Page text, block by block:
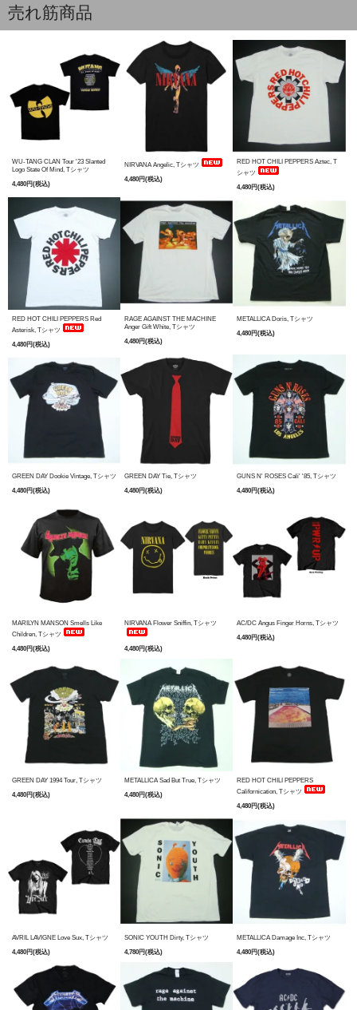
売れ筋商品
WU-TANG CLAN Tour '23 Slanted
Logo State Of Mind, Tシャツ
4,480円(税込)
NIRVANA Angelic, Tシャツ
4,480円(税込)
RED HOT CHILI PEPPERS Aztec, T
シャツ
4,480円(税込)
RED HOT CHILI PEPPERS Red
Asterisk, Tシャツ
4,480円(税込)
RAGE AGAINST THE MACHINE
Anger Gift White, Tシャツ
4,480円(税込)
METALLICA Doris, Tシャツ
4,480円(税込)
GREEN DAY Dookie Vintage, Tシャツ
4,480円(税込)
GREEN DAY Tie, Tシャツ
4,480円(税込)
GUNS N' ROSES Cali' '85, Tシャツ
4,480円(税込)
MARILYN MANSON Smells Like
Children, Tシャツ
4,480円(税込)
NIRVANA Flower Sniffin, Tシャツ
4,480円(税込)
AC/DC Angus Finger Horns, Tシャツ
4,480円(税込)
GREEN DAY 1994 Tour, Tシャツ
4,480円(税込)
METALLICA Sad But True, Tシャツ
4,480円(税込)
RED HOT CHILI PEPPERS
Californication, Tシャツ
4,480円(税込)
AVRIL LAVIGNE Love Sux, Tシャツ
4,480円(税込)
SONIC YOUTH Dirty, Tシャツ
4,780円(税込)
METALLICA Damage Inc, Tシャツ
4,480円(税込)